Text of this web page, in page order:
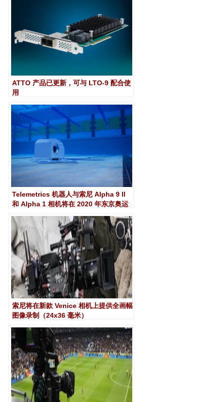
ATTO 产品已更新，可与 LTO-9 配合使
用
Telemetrics 机器人与索尼 Alpha 9 ll
和 Alpha 1 相机将在 2020 年东京奥运
索尼将在新款 Venice 相机上提供全画幅
图像录制（24x36 毫米）